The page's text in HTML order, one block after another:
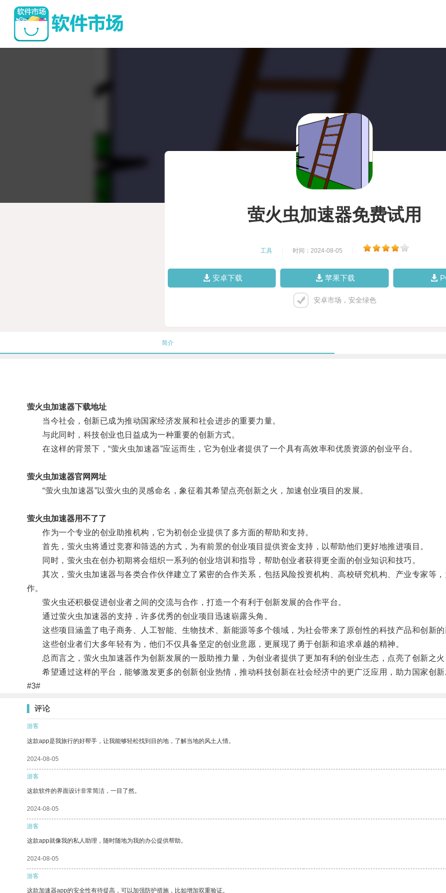
萤火虫加速器免费试用
工具 时间：2024-08-05
安卓下载 苹果下载
安卓市场，安全绿色
简介
萤火虫加速器下载地址
当今社会，创新已成为推动国家经济发展和社会进步的重要力量。
与此同时，科技创业也日益成为一种重要的创新方式。
在这样的背景下，“萤火虫加速器”应运而生，它为创业者提供了一个具有高效率和优质资源的创业平台。
萤火虫加速器官网网址
“萤火虫加速器”以萤火虫的灵感命名，象征着其希望点亮创新之火，加速创业项目的发展。
萤火虫加速器用不了了
作为一个专业的创业助推机构，它为初创企业提供了多方面的帮助和支持。
首先，萤火虫将通过竞赛和筛选的方式，为有前景的创业项目提供资金支持，以帮助他们更好地推进项目。
同时，萤火虫在创办初期将会组织一系列的创业培训和指导，帮助创业者获得更全面的创业知识和技巧。
其次，萤火虫加速器与各类合作伙伴建立了紧密的合作关系，包括风险投资机构、高校研究机构、产业专家等
作。
萤火虫还积极促进创业者之间的交流与合作，打造一个有利于创新发展的合作平台。
通过萤火虫加速器的支持，许多优秀的创业项目迅速崭露头角。
这些项目涵盖了电子商务、人工智能、生物技术、新能源等多个领域，为社会带来了原创性的科技产品和创新的
这些创业者们大多年轻有为，他们不仅具备坚定的创业意愿，更展现了勇于创新和追求卓越的精神。
总而言之，萤火虫加速器作为创新发展的一股助推力量，为创业者提供了更加有利的创业生态，点亮了创新之火
希望通过这样的平台，能够激发更多的创新创业热情，推动科技创新在社会经济中的更广泛应用，助力国家创新
#3#
评论
游客
这款app是我旅行的好帮手，让我能够轻松找到目的地，了解当地的风土人情。
2024-08-05
游客
这款软件的界面设计非常简洁，一目了然。
2024-08-05
游客
这款app就像我的私人助理，随时随地为我的办公提供帮助。
2024-08-05
游客
这款加速器app的安全性有待提高，可以加强防护措施，比如增加双重验证。